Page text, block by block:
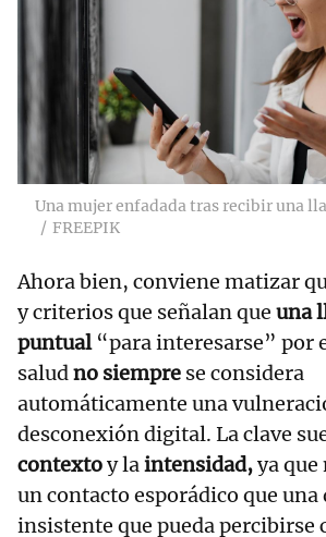
Una mujer enfadada tras recibir una
FREEPIK
Ahora bien, conviene matizar
y criterios que señalan que una
puntual“para interesarse” por
saludno siempre se considera
automáticamente una
desconexión digital. La clave
contextoy laintensidad,ya que
un contacto esporádico que
insistente que pueda percibirse